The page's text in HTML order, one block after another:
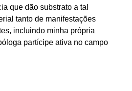
que dão substrato a tal
tanto de manifestações
incluindo minha própria
partícipe ativa no campo